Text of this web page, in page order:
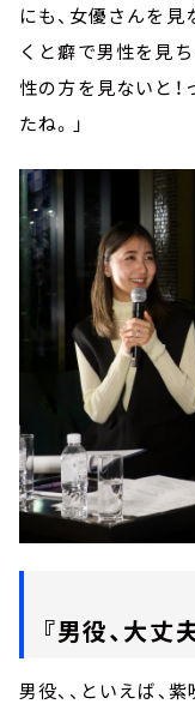
にも、女優さんを見
くと癖で男性を見
性の方を見ないと
たね。」
『男役、大丈
男役、、といえば、